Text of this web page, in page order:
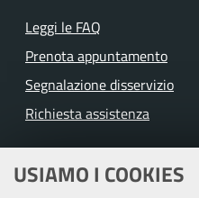
USIAMO I COOKIES
Leggi le FAQ
Prenota appuntamento
Segnalazione disservizio
Richiesta assistenza
Albo pretorio